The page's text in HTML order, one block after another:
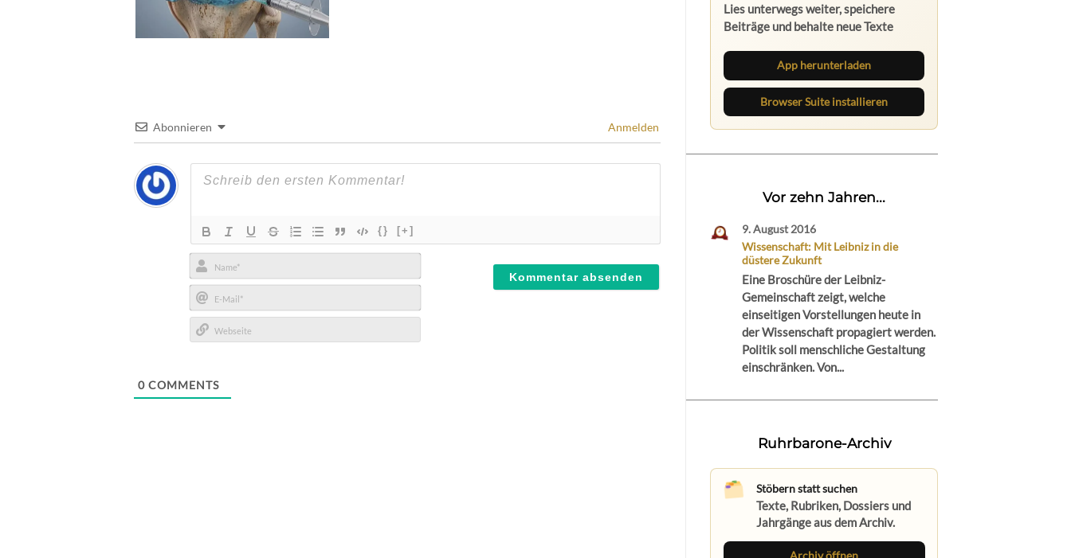
Abonnieren Anmelden
{} [+]
Name*
E-
Mail*
0 COMMENTS
Lies unterwegs weiter, speichere
Beiträge und behalte neue Texte
App herunterladen
Browser Suite installieren
Vor zehn Jahren...
9. August 2016
Wissenschaft: Mit Leibniz in die
düstere Zukunft
Eine Broschüre der Leibniz-
Gemeinschaft zeigt, welche
einseitigen Vorstellungen heute in
der Wissenschaft propagiert werden.
Politik soll menschliche Gestaltung
einschränken. Von...
Ruhrbarone-Archiv
Stöbern statt suchen
Texte, Rubriken, Dossiers und
Jahrgänge aus dem Archiv.
Archiv öffnen